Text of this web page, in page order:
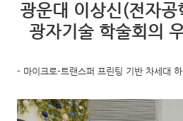
광운대 이상신(전자
광자기술 학술회의
- 마이크로-트랜스퍼 프린팅 기반 차세대